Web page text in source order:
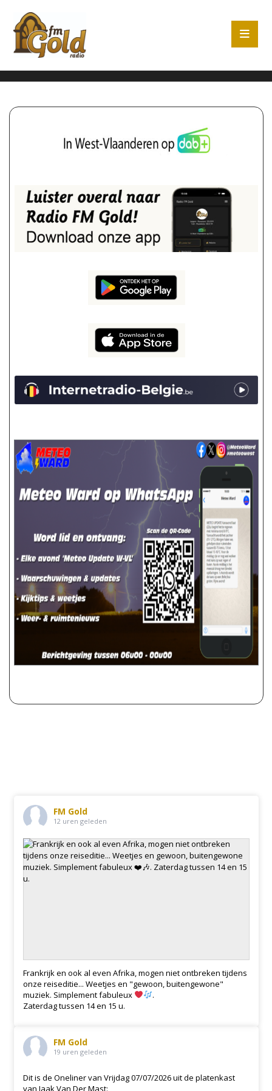
FM Gold
12 uren geleden
Frankrijk en ook al even Afrika, mogen niet ontbreken tijdens
onze reiseditie... Weetjes en "gewoon, buitengewone"
muziek. Simplement fabuleux
.
Zaterdag tussen 14 en 15 u.
FM Gold
19 uren geleden
Dit is de Oneliner van Vrijdag 07/07/2026 uit de platenkast
van Jaak Van Der Mast: